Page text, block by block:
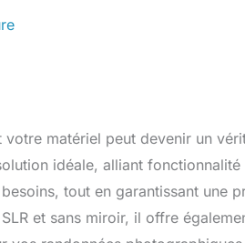
matériel peut devenir un
idéale, alliant
tout en garantissant une
et sans miroir, il offre